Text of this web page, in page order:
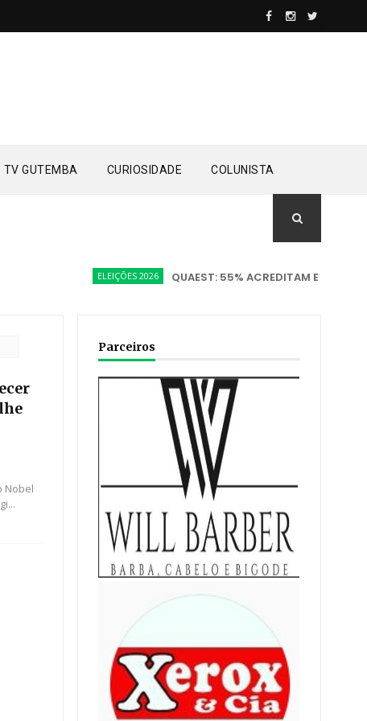
TV GUTEMBA CURIOSIDADE COLUNISTA
ELEIÇÕES 2026 QUAEST: 55% ACREDITAM EM VITÓRIA DE
Nobel
Parceiros